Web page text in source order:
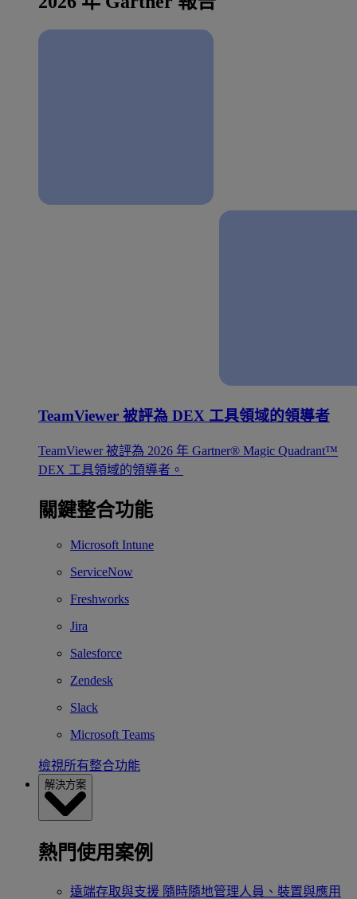
TeamViewer 被評為 DEX 工具領域的領導者
TeamViewer 被評為 2026 年 Gartner® Magic Quadrant™
DEX 工具領域的領導者。
關鍵整合功能
Microsoft Intune
ServiceNow
Freshworks
Jira
Salesforce
Zendesk
Slack
Microsoft Teams
檢視所有整合功能
解決方案
熱門使用案例
遠端存取與支援 隨時隨地管理人員、裝置與應用